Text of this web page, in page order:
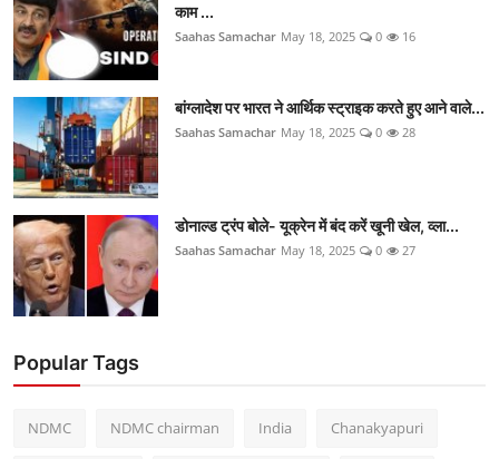
काम ...
Saahas Samachar May 18, 2025 0 16
बांग्लादेश पर भारत ने आर्थिक स्ट्राइक करते हुए आने वाले...
Saahas Samachar May 18, 2025 0 28
डोनाल्ड ट्रंप बोले- यूक्रेन में बंद करें खूनी खेल, व्ला...
Saahas Samachar May 18, 2025 0 27
Popular Tags
NDMC NDMC chairman India Chanakyapuri